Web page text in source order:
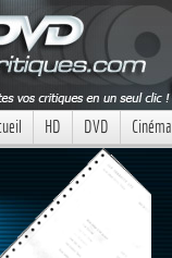
HD DVD Cinéma